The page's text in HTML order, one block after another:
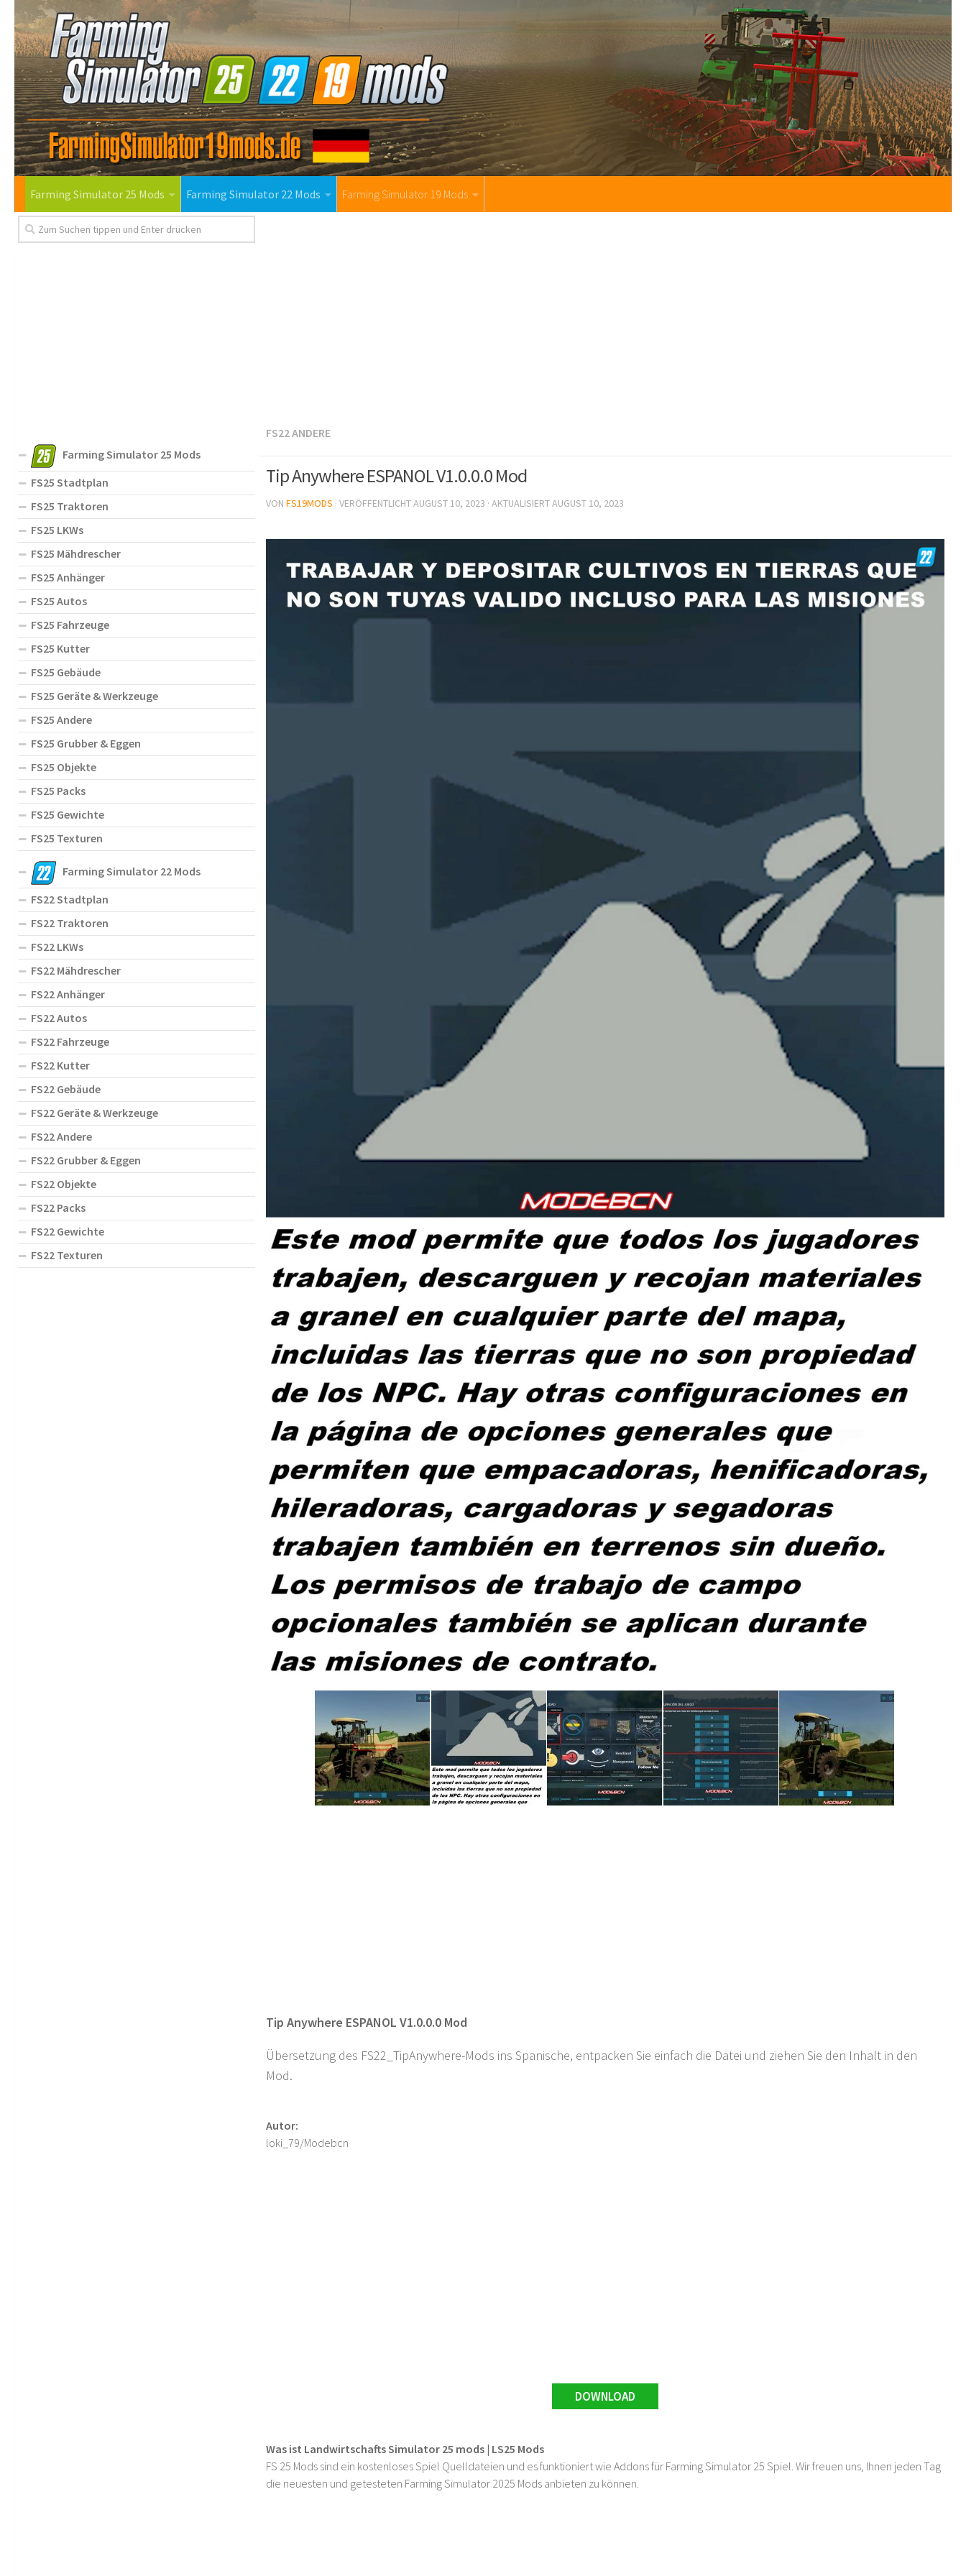
Farming Simulator 25 Mods Farming Simulator 22 Mods Farming Simulator 19 Mods
FS22 ANDERE
Tip Anywhere ESPANOL V1.0.0.0 Mod
VON FS19MODS · VERÖFFENTLICHTAUGUST 10, 2023 · AKTUALISIERTAUGUST 10, 2023
Tip Anywhere ESPANOL V1.0.0.0 Mod
Übersetzung des FS22_TipAnywhere-Mods ins Spanische, entpacken Sie einfach die Datei und ziehen Sie den Inhalt in den
Mod.
Autor:
loki_79/Modebcn
DOWNLOAD
Was ist Landwirtschafts Simulator 25 mods | LS25 Mods
FS 25 Mods sind ein kostenloses Spiel Quelldateien und es funktioniert wie Addons für Farming Simulator 25 Spiel. Wir freuen uns, Ihnen jeden Tag
die neuesten und getesteten Farming Simulator 2025 Mods anbieten zu können.
Farming Simulator 25 Mods
FS25 Stadtplan
FS25 Traktoren
FS25 LKWs
FS25 Mähdrescher
FS25 Anhänger
FS25 Autos
FS25 Fahrzeuge
FS25 Kutter
FS25 Gebäude
FS25 Geräte & Werkzeuge
FS25 Andere
FS25 Grubber & Eggen
FS25 Objekte
FS25 Packs
FS25 Gewichte
FS25 Texturen
Farming Simulator 22 Mods
FS22 Stadtplan
FS22 Traktoren
FS22 LKWs
FS22 Mähdrescher
FS22 Anhänger
FS22 Autos
FS22 Fahrzeuge
FS22 Kutter
FS22 Gebäude
FS22 Geräte & Werkzeuge
FS22 Andere
FS22 Grubber & Eggen
FS22 Objekte
FS22 Packs
FS22 Gewichte
FS22 Texturen